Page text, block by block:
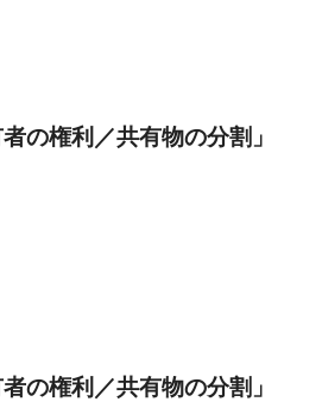
の権利／共有物の分割」
の権利／共有物の分割」